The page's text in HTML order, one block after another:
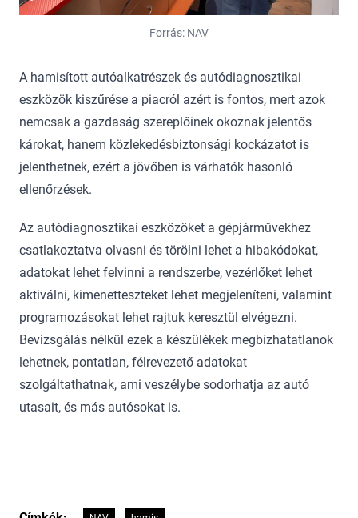
Forrás: NAV
A hamisított autóalkatrészek és autódiagnosztikai
eszközök kiszűrése a piacról azért is fontos, mert azok
nemcsak a gazdaság szereplőinek okoznak jelentős
károkat, hanem közlekedésbiztonsági kockázatot is
jelenthetnek, ezért a jövőben is várhatók hasonló
ellenőrzések.
Az autódiagnosztikai eszközöket a gépjárművekhez
csatlakoztatva olvasni és törölni lehet a hibakódokat,
adatokat lehet felvinni a rendszerbe, vezérlőket lehet
aktiválni, kimenetteszteket lehet megjeleníteni, valamint
programozásokat lehet rajtuk keresztül elvégezni.
Bevizsgálás nélkül ezek a készülékek megbízhatatlanok
lehetnek, pontatlan, félrevezető adatokat
szolgáltathatnak, ami veszélybe sodorhatja az autó
utasait, és más autósokat is.